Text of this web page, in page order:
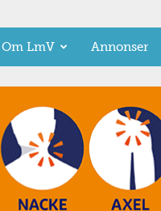
Om LmV Annonser